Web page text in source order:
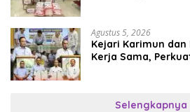
Agustus 5, 2026
Kejari Karimun dan
Kerja Sama,
Selengkapnya